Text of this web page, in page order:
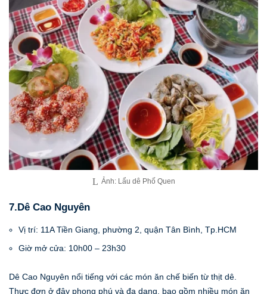
Ảnh: Lẩu dê Phố Quen
7.Dê Cao Nguyên
Vị trí: 11A Tiền Giang, phường 2, quận Tân Bình, Tp.HCM
Giờ mở cửa: 10h00 – 23h30
Dê Cao Nguyên nổi tiếng với các món ăn chế biến từ thịt dê.
Thực đơn ở đây phong phú và đa dạng, bao gồm nhiều món ăn